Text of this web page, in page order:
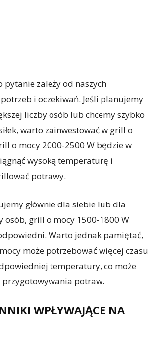
pytanie zależy od naszych
i oczekiwań. Jeśli planujemy
liczby osób lub chcemy szybko
warto zainwestować w grill o
o mocy 2000-2500 W będzie w
wysoką temperaturę i
potrawy.
głównie dla siebie lub dla
osób, grill o mocy 1500-1800 W
Warto jednak pamiętać,
może potrzebować więcej czasu
temperatury, co może
przygotowywania potraw.
WPŁYWAJĄCE NA